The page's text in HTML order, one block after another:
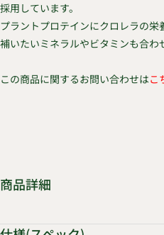
採用しています。
プラントプロテインにクロレラの
補いたいミネラルやビタミンも合わ
この商品に関するお問い合わせはこ
商品詳細